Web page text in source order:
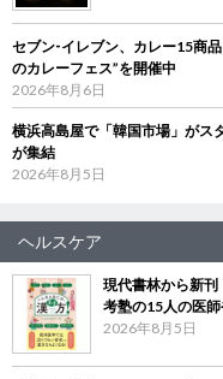
セブン‐イレブン、カレー15商
のカレーフェス”を開催中
2026年8月6日
横浜高島屋で「韓国市場」が
が集結
2026年8月5日
ヘルスケア
現代書林から新
考塾の15人の医
2026年8月5日